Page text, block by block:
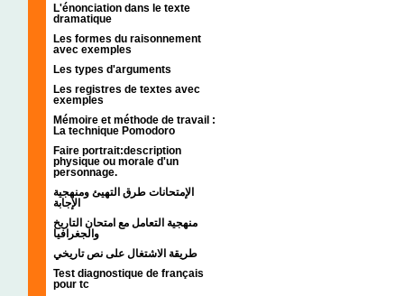
L'énonciation dans le texte
dramatique
Les formes du raisonnement
avec exemples
Les types d'arguments
Les registres de textes avec
exemples
Mémoire et méthode de travail :
La technique Pomodoro
Faire portrait:description
physique ou morale d'un
personnage.
الإمتحانات طرق التهيئ ومنهجية
الإجابة
منهجية التعامل مع امتحان التاريخ
والجغرافيا
طريقة الاشتغال على نص تاريخي
Test diagnostique de français
pour tc